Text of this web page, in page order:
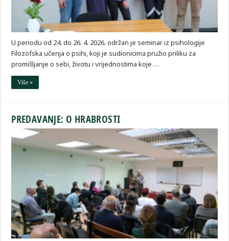
U periodu od 24. do 26. 4. 2026. održan je seminar iz psihologije
Filozofska učenja o psihi, koji je sudionicima pružio priliku za
promišljanje o sebi, životu i vrijednostima koje …
Više »
PREDAVANJE: O HRABROSTI